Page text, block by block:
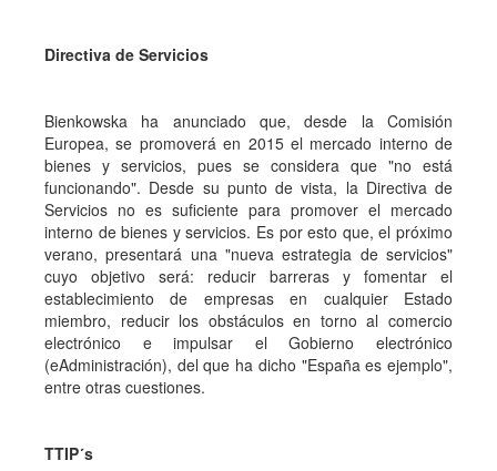
Directiva de Servicios
Bienkowska ha anunciado que, desde la Comisión
Europea, se promoverá en 2015 el mercado interno de
bienes y servicios, pues se considera que "no está
funcionando". Desde su punto de vista, la Directiva de
Servicios no es suficiente para promover el mercado
interno de bienes y servicios. Es por esto que, el próximo
verano, presentará una "nueva estrategia de servicios"
cuyo objetivo será: reducir barreras y fomentar el
establecimiento de empresas en cualquier Estado
miembro, reducir los obstáculos en torno al comercio
electrónico e impulsar el Gobierno electrónico
(eAdministración), del que ha dicho "España es ejemplo",
entre otras cuestiones.
TTIP´s